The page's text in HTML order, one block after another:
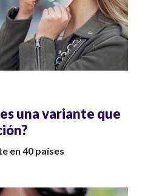
una variante que
en 40 países